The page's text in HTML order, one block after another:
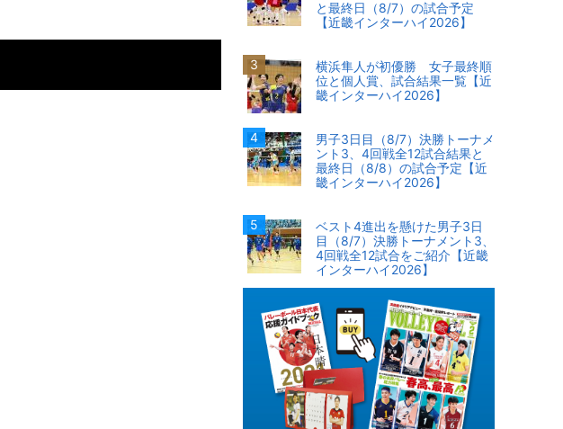
と最終日（8/7）の試合予定
【近畿インターハイ2026】
横浜隼人が初優勝 女子最終順
位と個人賞、試合結果一覧【近
畿インターハイ2026】
男子3日目（8/7）決勝トーナメ
ント3、4回戦全12試合結果と
最終日（8/8）の試合予定【近
畿インターハイ2026】
ベスト4進出を懸けた男子3日
目（8/7）決勝トーナメント3、
4回戦全12試合をご紹介【近畿
インターハイ2026】